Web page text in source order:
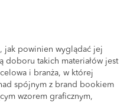
jak powinien wyglądać jej
doboru takich materiałów jest
i branża, w której
spójnym z brand bookiem
wzorem graficznym,